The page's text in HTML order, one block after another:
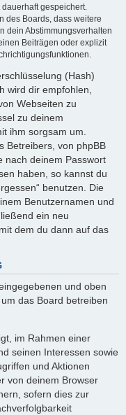
gespeichert.
des Boards, dass weitere
dein Abstimmungsverhalten
Beiträgen oder explizit
(Hash)
wird dir empfohlen,
Webseiten zu
zu deinem
ihm sorgsam um.
Betreibers, von phpBB
nach deinem Passwort
haben, so kannst du
benutzen. Die
Benutzernamen und
ein neu
dem du dann auf das
und oben
das Board betreiben
im Rahmen einer
seinen Interessen sowie
und Aktionen
von deinem Browser
sofern dies zur